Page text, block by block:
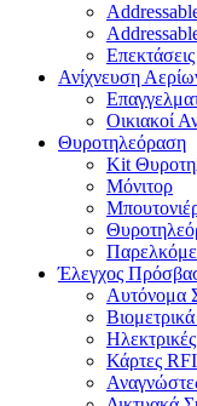
Ανίχνευση
Οικιακοί
Θυροτηλεόραση
Kit
Μόνιτορ
Έλεγχος
Aυτόνομα
Κάρτες